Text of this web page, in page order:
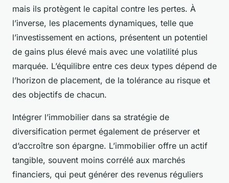
mais ils protègent le capital contre les pertes. À
l’inverse, les placements dynamiques, telle que
l’investissement en actions, présentent un potentiel
de gains plus élevé mais avec une volatilité plus
marquée. L’équilibre entre ces deux types dépend de
l’horizon de placement, de la tolérance au risque et
des objectifs de chacun.
Intégrer l’immobilier dans sa stratégie de
diversification permet également de préserver et
d’accroître son épargne. L’immobilier offre un actif
tangible, souvent moins corrélé aux marchés
financiers, qui peut générer des revenus réguliers